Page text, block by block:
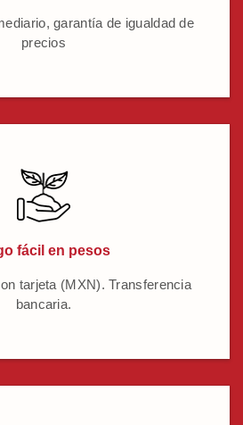
garantía de igualdad de
precios
fácil en pesos
tarjeta (MXN). Transferencia
bancaria.